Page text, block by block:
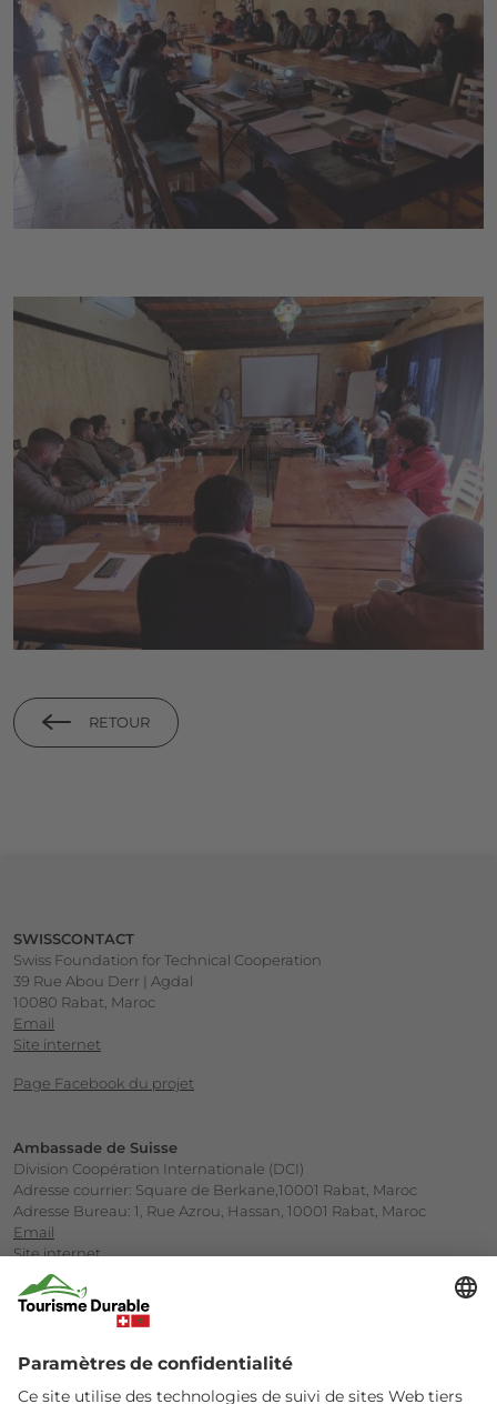
RETOUR
SWISSCONTACT
Swiss Foundation for Technical Cooperation
39 Rue Abou Derr | Agdal
10080 Rabat, Maroc
Email
Site internet
Page Facebook du projet
Ambassade de Suisse
Division Coopération Internationale (DCI)
Adresse courrier: Square de Berkane,10001 Rabat, Maroc
Adresse Bureau: 1, Rue Azrou, Hassan, 10001 Rabat, Maroc
Email
Site internet
Société Marocaine d’Ingénierie Touristique (SMIT)
Avenue Annakhil, Centre d’Affaires Hay Riad, Rabat